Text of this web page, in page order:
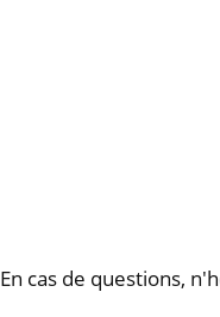
En cas de questions,